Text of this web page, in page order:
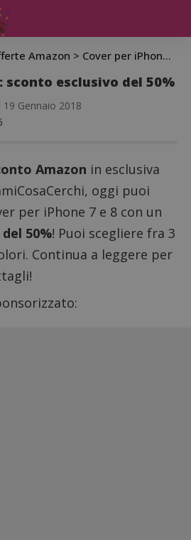
Amazon > Cover per iPhone: sconto esclusivo del 50%
sconto esclusivo del 50%
19 Gennaio 2018
Amazon in esclusiva
oggi puoi
per iPhone 7 e 8 con un
50%! Puoi scegliere fra 3
Continua a leggere per